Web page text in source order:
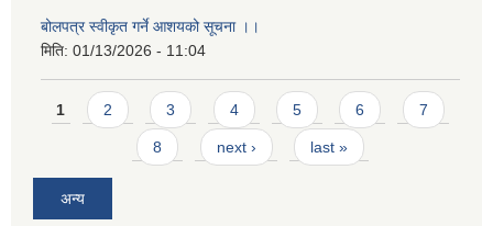
बोलपत्र स्वीकृत गर्ने आशयको सूचना ।।
मिति: 01/13/2026 - 11:04
Pages
1 2 3 4 5 6 7
8 next › last »
अन्य